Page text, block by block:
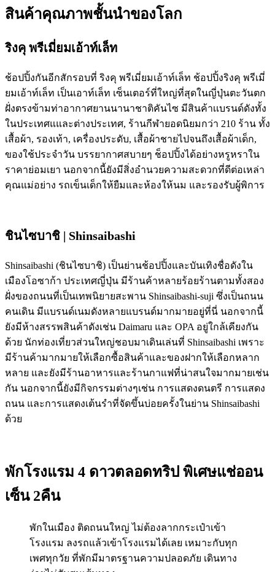
สินค้าคุณภาพชั้นนำของโลก
ริงคุ พรีเมี่ยมเอ้าท์เล็ท
ช้อปปิ้งกันอีกสักรอบที่ ริงคุ พรีเมี่ยมเอ้าท์เล็ท ช้อปปิ้งริงคุ พรีเมี่
ยมเอ้าท์เล็ท เป็นเอาท์เล็ท เซ็นเตอร์ที่ใหญ่ที่สุดในญี่ปุ่นตะวันตก
ฝั่งตรงข้ามท่าอากาศยานนานาชาติคันไซ มีสินค้าเเบรนด์ดังทั้ง
ในประเทศแและต่างประเทศ, ร้านกีฬายอดนิยมกว่า 210 ร้าน ทั้ง
เสื้อผ้า, รองเท้า, เครื่องประดับ, เสื้อผ้าชายไปจนถึงเสื้อผ้าเด็ก,
ของใช้ประจำวัน บรรยากาศสบายๆ ช็อปปิ้งได้อย่างหรูหราใน
ราคาย่อมเยา นอกจากนี้ยังมีสิ่งอำนวยความสะดวกที่ดีต่อเหล่า
คุณแม่อย่าง รถเข็นเด็กให้ยืมและห้องให้นม และรองรับผู้พิการ
ชินไซบาชิ | Shinsaibashi
Shinsaibashi (ชินไซบาชิ) เป็นย่านช้อปปิ้งและบันเทิงชื่อดังใน
เมืองโอซาก้า ประเทศญี่ปุ่น มีร้านค้าหลายร้อยร้านตามทั้งสอง
ฝั่งของถนนที่เป็นเทพนิยายสะพาน Shinsaibashi-suji ซึ่งเป็นถนน
คนเดิน มีแบรนด์เนมดังหลายแบรนด์มากมายอยู่ที่นี่ นอกจากนี้
ยังมีห้างสรรพสินค้าดังเช่น Daimaru และ OPA อยู่ใกล้เคียงกัน
ด้วย นักท่องเที่ยวส่วนใหญ่ชอบมาเดินเล่นที่ Shinsaibashi เพราะ
มีร้านค้ามากมายให้เลือกซื้อสินค้าและของฝากให้เลือกหลาก
หลาย และยังมีร้านอาหารและร้านกาแฟที่น่าสนใจมากมายเช่น
กัน นอกจากนี้ยังมีกิจกรรมต่างๆเช่น การแสดงดนตรี การแสดง
ถนน และการแสดงเต้นรำที่จัดขึ้นบ่อยครั้งในย่าน Shinsaibashi
ด้วย
พักโรงแรม 4 ดาวตลอดทริป พิเศษแช่ออน
เซ็น 2คืน
พักในเมือง ติดถนนใหญ่ ไม่ต้องลากกระเป๋าเข้า
โรงแรม ลงรถแล้วเข้าโรงแรมได้เลย เหมาะกับทุก
เพศทุกวัย ที่พักมีมาตรฐานความปลอดภัย เดินทาง